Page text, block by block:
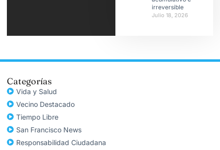
irreversible
Julio 18, 2026
Categorías
Vida y Salud
Vecino Destacado
Tiempo Libre
San Francisco News
Responsabilidad Ciudadana